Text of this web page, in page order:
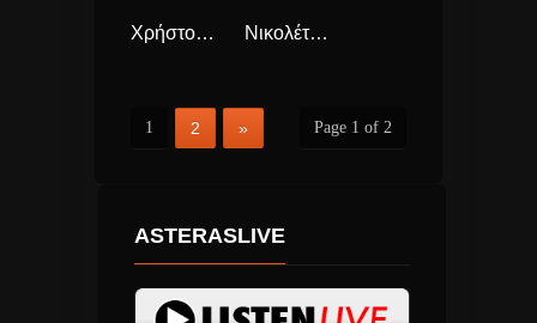
Χρήστος…Speaking Νικολέτα & Λουκάς Last Minute
Page 1 of 2
1 2 »
ASTERASLIVE